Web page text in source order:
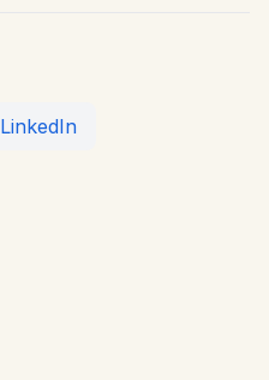
LinkedIn